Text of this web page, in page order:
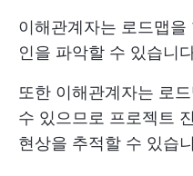
이해관계자는 로드맵
인을 파악할 수 있습니
또한 이해관계자는 로
수 있으므로 프로젝트
현상을 추적할 수 있습